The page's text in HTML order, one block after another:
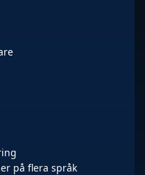
på flera språk